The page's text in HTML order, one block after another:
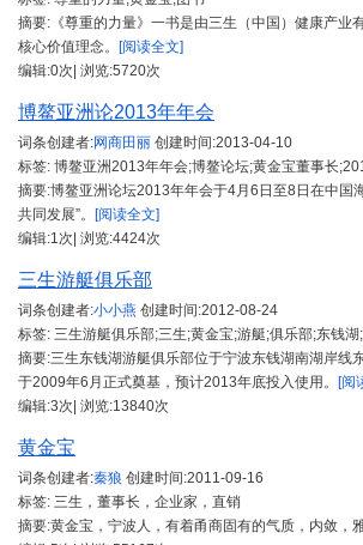
摘要:《尊重的力量》一书是由三生（中国）健康产业
核心价值理念。
[阅读全文]
编辑:0次| 浏览:5720次
博鳌亚洲论2013年年会
词条创建者:网商田丽 创建时间:2013-04-10
标签: 博鳌亚洲2013年年会;博鳌论坛;黄金宝董事长
摘要:博鳌亚洲论坛2013年年会于4月6日至8日在中国
共同发展”。
[阅读全文]
编辑:1次| 浏览:4424次
三生游艇俱乐部
词条创建者:小小燕 创建时间:2012-08-24
标签: 三生游艇俱乐部;三生;黄金宝;游艇;俱乐部;东钱湖;
摘要:三生东钱湖游艇俱乐部位于宁波东钱湖南湖岸线
于2009年6月正式奠基，预计2013年底投入使用。
[阅
编辑:3次| 浏览:13840次
黄金宝
词条创建者:秦狼 创建时间:2011-09-16
标签: 三生，董事长，企业家，直销
摘要:黄金宝，宁波人，有着甬商固有的气质，内敛，